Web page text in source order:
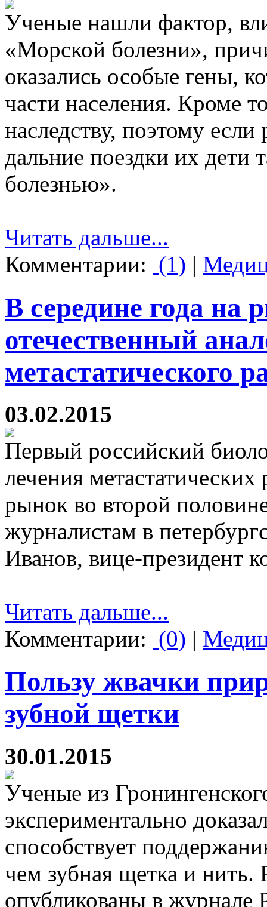
Ученые нашли фактор,
«Морской болезни»,
оказались особые гены,
части населения. Кроме
наследству, поэтому
дальние поездки их дети
болезнью».
Читать дальше...
Комментарии: (1) |
В середине года на
отечественный
метастатического
03.02.2015
Первый российский
лечения
рынок во второй
журналистам в
Иванов, вице-президент
Читать дальше...
Комментарии: (0) |
Пользу жвачки
зубной щетки
30.01.2015
Ученые из
экспериментально
способствует
чем зубная щетка и нить.
опубликованы в журнале